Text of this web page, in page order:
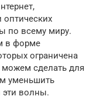
по всему миру.
в форме
ограничена
сделать для
уменьшить
эти волны.